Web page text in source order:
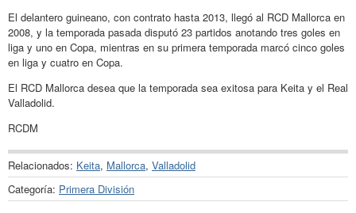
El delantero guineano, con contrato hasta 2013, llegó al RCD Mallorca en
2008, y la temporada pasada disputó 23 partidos anotando tres goles en
liga y uno en Copa, mientras en su primera temporada marcó cinco goles
en liga y cuatro en Copa.
El RCD Mallorca desea que la temporada sea exitosa para Keita y el Real
Valladolid.
RCDM
Relacionados: Keita, Mallorca, Valladolid
Categoría: Primera División